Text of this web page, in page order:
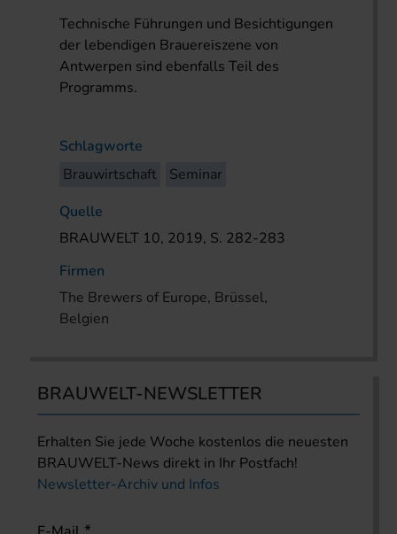
Technische Führungen und Besichtigungen
der lebendigen Brauereiszene von
Antwerpen sind ebenfalls Teil des
Programms.
Schlagworte
Brauwirtschaft
Seminar
Quelle
BRAUWELT 10, 2019, S. 282-283
Firmen
The Brewers of Europe, Brüssel,
Belgien
BRAUWELT-NEWSLETTER
Erhalten Sie jede Woche kostenlos die neuesten
BRAUWELT-News direkt in Ihr Postfach!
Newsletter-Archiv und Infos